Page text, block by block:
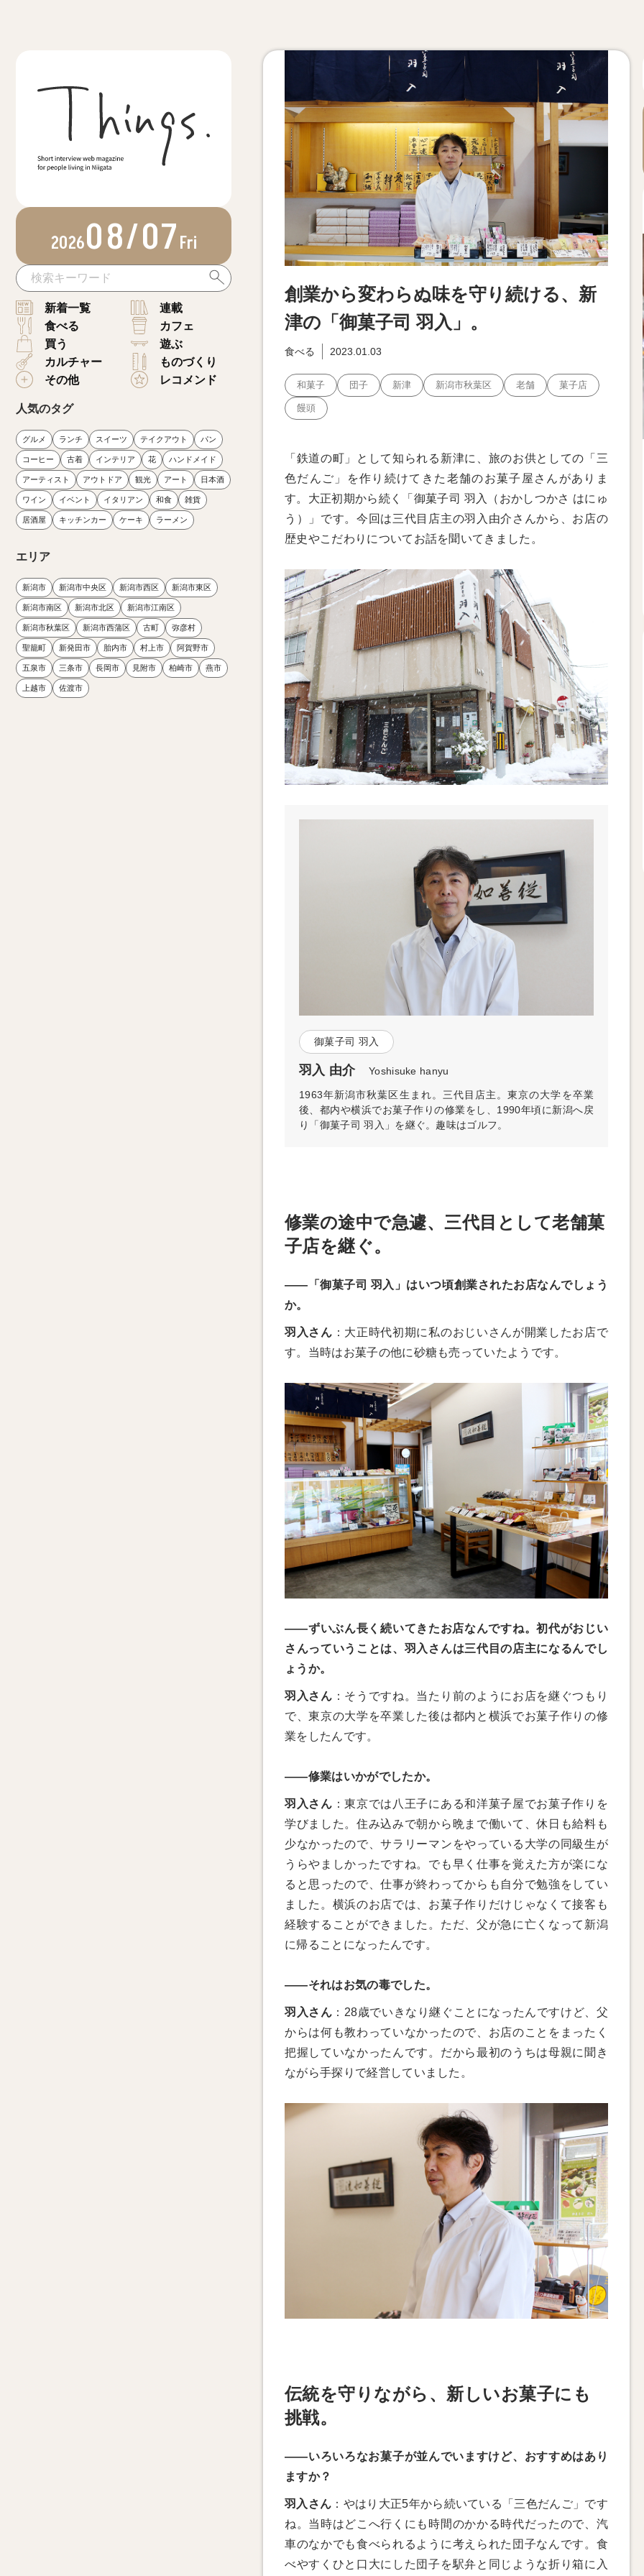
202608/07Fri
新着一覧
連載
食べる
カフェ
買う
遊ぶ
カルチャー
ものづくり
その他
レコメンド
人気のタグ
グルメ ランチ スイーツ テイクアウト パン
コーヒー 古着 インテリア 花 ハンドメイド
アーティスト アウトドア 観光 アート 日本酒
ワイン イベント イタリアン 和食 雑貨
居酒屋 キッチンカー ケーキ ラーメン
エリア
新潟市 新潟市中央区 新潟市西区 新潟市東区
新潟市南区 新潟市北区 新潟市江南区
新潟市秋葉区 新潟市西蒲区 古町 弥彦村
聖籠町 新発田市 胎内市 村上市 阿賀野市
五泉市 三条市 長岡市 見附市 柏崎市 燕市
上越市 佐渡市
創業から変わらぬ味を守り続ける、新
津の「御菓子司 羽入」。
食べる 2023.01.03
和菓子 団子 新津 新潟市秋葉区 老舗 菓子店
饅頭
「鉄道の町」として知られる新津に、旅のお供としての「三
色だんご」を作り続けてきた老舗のお菓子屋さんがありま
す。大正初期から続く「御菓子司 羽入（おかしつかさ はにゅ
う）」です。今回は三代目店主の羽入由介さんから、お店の
歴史やこだわりについてお話を聞いてきました。
御菓子司 羽入
羽入 由介 Yoshisuke hanyu
1963年新潟市秋葉区生まれ。三代目店主。東京の大学を卒業
後、都内や横浜でお菓子作りの修業をし、1990年頃に新潟へ戻
り「御菓子司 羽入」を継ぐ。趣味はゴルフ。
修業の途中で急遽、三代目として老舗菓
子店を継ぐ。
——「御菓子司 羽入」はいつ頃創業されたお店なんでしょう
か。
羽入さん ：大正時代初期に私のおじいさんが開業したお店で
す。当時はお菓子の他に砂糖も売っていたようです。
——ずいぶん長く続いてきたお店なんですね。初代がおじい
さんっていうことは、羽入さんは三代目の店主になるんでし
ょうか。
羽入さん ：そうですね。当たり前のようにお店を継ぐつもり
で、東京の大学を卒業した後は都内と横浜でお菓子作りの修
業をしたんです。
——修業はいかがでしたか。
羽入さん ：東京では八王子にある和洋菓子屋でお菓子作りを
学びました。住み込みで朝から晩まで働いて、休日も給料も
少なかったので、サラリーマンをやっている大学の同級生が
うらやましかったですね。でも早く仕事を覚えた方が楽にな
ると思ったので、仕事が終わってからも自分で勉強をしてい
ました。横浜のお店では、お菓子作りだけじゃなくて接客も
経験することができました。ただ、父が急に亡くなって新潟
に帰ることになったんです。
——それはお気の毒でした。
羽入さん ：28歳でいきなり継ぐことになったんですけど、父
からは何も教わっていなかったので、お店のことをまったく
把握していなかったんです。だから最初のうちは母親に聞き
ながら手探りで経営していました。
伝統を守りながら、新しいお菓子にも
挑戦。
——いろいろなお菓子が並んでいますけど、おすすめはあり
ますか？
羽入さん ：やはり大正5年から続いている「三色だんご」です
ね。当時はどこへ行くにも時間のかかる時代だったので、汽
車のなかでも食べられるように考えられた団子なんです。食
べやすくひと口大にした団子を駅弁と同じような折り箱に入